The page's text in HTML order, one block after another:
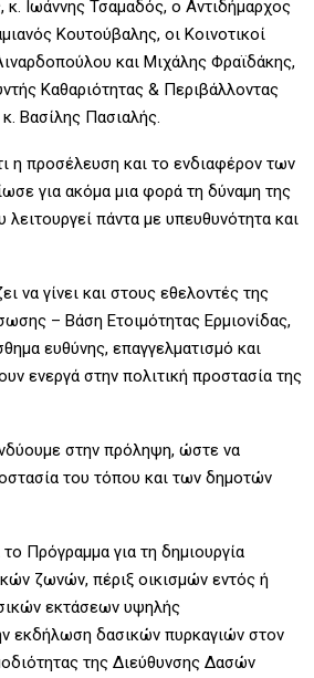
κ. Ιωάννης Τσαμαδός, ο Αντιδήμαρχος
Κουτούβαλης, οι Κοινοτικοί
και Μιχάλης Φραϊδάκης,
Καθαριότητας & Περιβάλλοντας
Βασίλης Πασιαλής.
η προσέλευση και το ενδιαφέρον των
για ακόμα μια φορά τη δύναμη της
λειτουργεί πάντα με υπευθυνότητα και
να γίνει και στους εθελοντές της
– Βάση Ετοιμότητας Ερμιονίδας,
ευθύνης, επαγγελματισμό και
ενεργά στην πολιτική προστασία της
στην πρόληψη, ώστε να
του τόπου και των δημοτών
Πρόγραμμα για τη δημιουργία
ζωνών, πέριξ οικισμών εντός ή
εκτάσεων υψηλής
εκδήλωση δασικών πυρκαγιών στον
της Διεύθυνσης Δασών